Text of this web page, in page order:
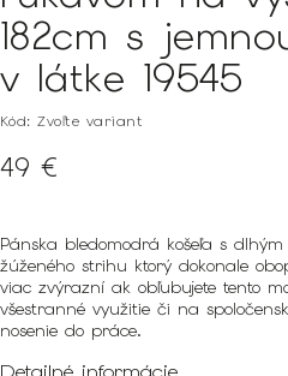
182cm s
v látke 19545
Kód: Zvoľte variant
49 €
Pánska bledomodrá košeľa s
žúženého strihu ktorý dokonale
viac zvýrazní ak obľubujete tento
všestranné využitie či na
nosenie do práce.